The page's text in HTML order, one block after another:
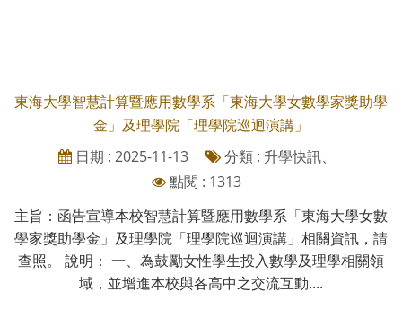
東海大學智慧計算暨應用數學系「東海大學女數學家獎助學
金」及理學院「理學院巡迴演講」
日期 : 2025-11-13
分類 : 升學快訊、
點閱 : 1313
主旨：函告宣導本校智慧計算暨應用數學系「東海大學女數
學家獎助學金」及理學院「理學院巡迴演講」相關資訊，請
查照。 說明： 一、為鼓勵女性學生投入數學及理學相關領
域，並增進本校與各高中之交流互動....